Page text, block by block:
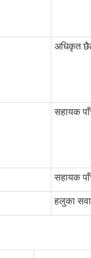
अधिकृत
सहायक
सहायक
हलुका